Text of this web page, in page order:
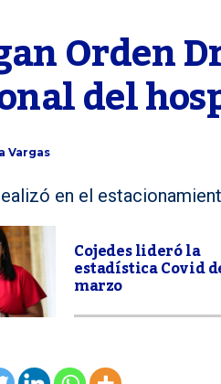
Orden
del
Vargas
en el
Cojedes lideró la
estadística Covid
marzo